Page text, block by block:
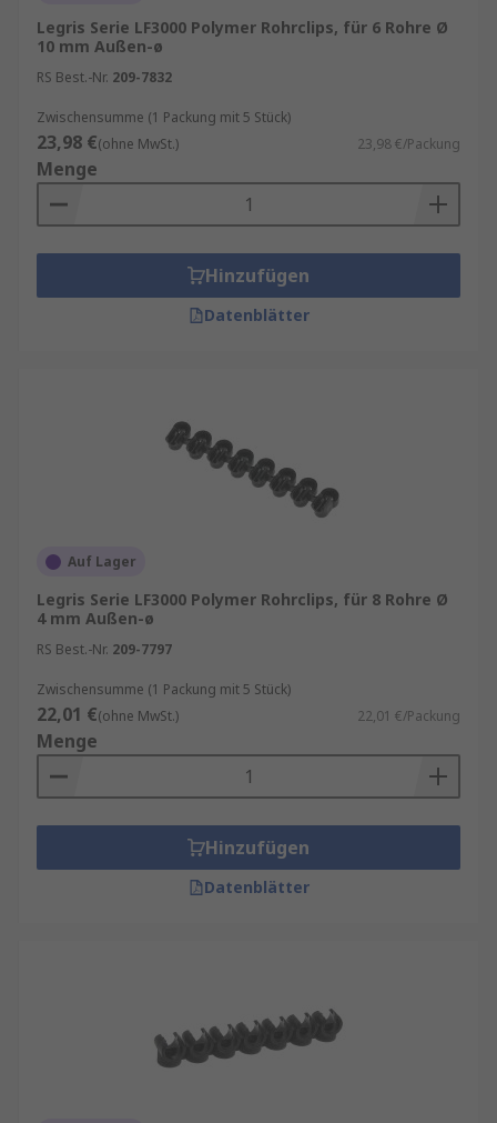
Legris Serie LF3000 Polymer Rohrclips, für 6 Rohre Ø
10 mm Außen-ø
RS Best.-Nr. 209-7832
Zwischensumme (1 Packung mit 5 Stück)
23,98 €(ohne MwSt.) 23,98 €/Packung
Menge
Hinzufügen
Datenblätter
Auf Lager
Legris Serie LF3000 Polymer Rohrclips, für 8 Rohre Ø
4 mm Außen-ø
RS Best.-Nr. 209-7797
Zwischensumme (1 Packung mit 5 Stück)
22,01 €(ohne MwSt.) 22,01 €/Packung
Menge
Hinzufügen
Datenblätter